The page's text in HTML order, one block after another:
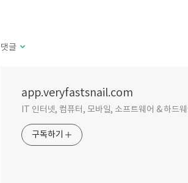
댓글
app.veryfastsnail.com
IT 인터넷, 컴퓨터, 모바일, 소프트웨어 & 하드
구독하기